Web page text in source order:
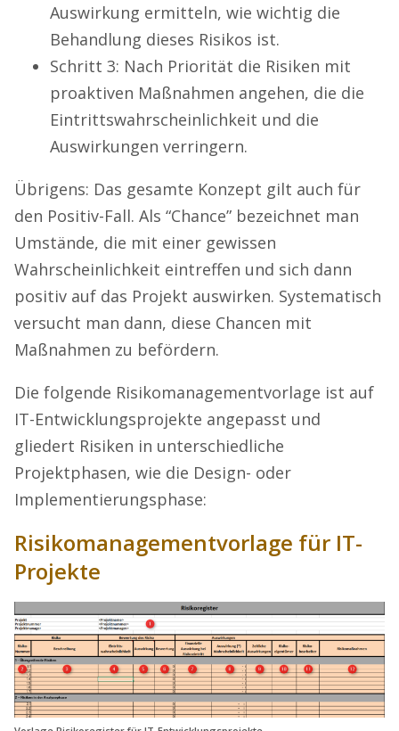
Auswirkung ermitteln, wie wichtig die
Behandlung dieses Risikos ist.
Schritt 3: Nach Priorität die Risiken mit
proaktiven Maßnahmen angehen, die die
Eintrittswahrscheinlichkeit und die
Auswirkungen verringern.
Übrigens: Das gesamte Konzept gilt auch für
den Positiv-Fall. Als “Chance” bezeichnet man
Umstände, die mit einer gewissen
Wahrscheinlichkeit eintreffen und sich dann
positiv auf das Projekt auswirken. Systematisch
versucht man dann, diese Chancen mit
Maßnahmen zu befördern.
Die folgende Risikomanagementvorlage ist auf
IT-Entwicklungsprojekte angepasst und
gliedert Risiken in unterschiedliche
Projektphasen, wie die Design- oder
Implementierungsphase:
Risikomanagementvorlage für IT-
Projekte